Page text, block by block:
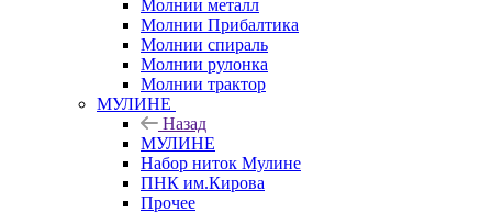
Молнии металл
Молнии Прибалтика
Молнии спираль
Молнии рулонка
Молнии трактор
МУЛИНЕ
Назад
МУЛИНЕ
Набор ниток Мулине
ПНК им.Кирова
Прочее